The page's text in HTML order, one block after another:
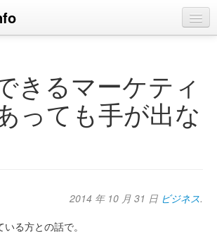
きるマーケティ
っても手が出な
2014 年 10 月 31 日 ビジネス.
る方との話で。